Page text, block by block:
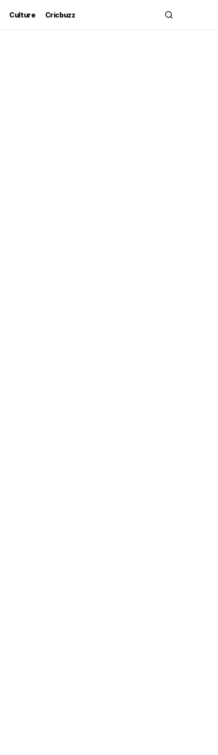
Culture Cricbuzz